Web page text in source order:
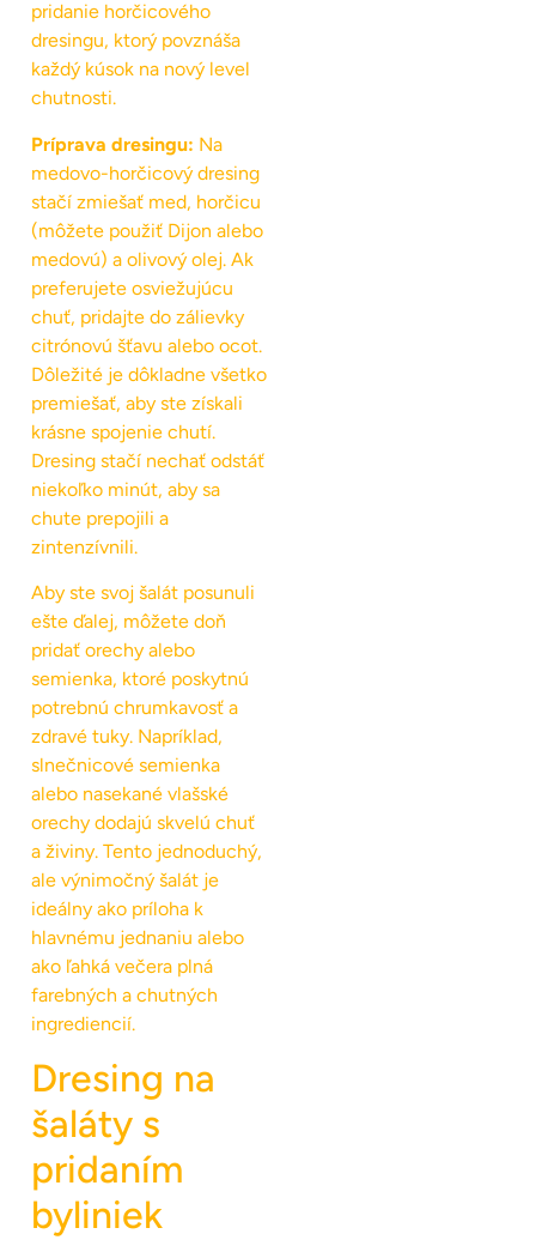
pridanie horčicového
dresingu, ktorý povznáša
každý kúsok na nový level
chutnosti.
Príprava dresingu: Na
medovo-horčicový dresing
stačí zmiešať med, horčicu
(môžete použiť Dijon alebo
medovú) a olivový olej. Ak
preferujete osviežujúcu
chuť, pridajte do zálievky
citrónovú šťavu alebo ocot.
Dôležité je dôkladne všetko
premiešať, aby ste získali
krásne spojenie chutí.
Dresing stačí nechať odstáť
niekoľko minút, aby sa
chute prepojili a
zintenzívnili.
Aby ste svoj šalát posunuli
ešte ďalej, môžete doň
pridať orechy alebo
semienka, ktoré poskytnú
potrebnú chrumkavosť a
zdravé tuky. Napríklad,
slnečnicové semienka
alebo nasekané vlašské
orechy dodajú skvelú chuť
a živiny. Tento jednoduchý,
ale výnimočný šalát je
ideálny ako príloha k
hlavnému jednaniu alebo
ako ľahká večera plná
farebných a chutných
ingrediencií.
Dresing na
šaláty s
pridaním
byliniek